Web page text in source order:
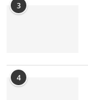
3
4